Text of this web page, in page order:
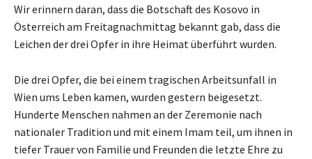
Wir erinnern daran, dass die Botschaft des Kosovo in
Österreich am Freitagnachmittag bekannt gab, dass die
Leichen der drei Opfer in ihre Heimat überführt wurden.
Die drei Opfer, die bei einem tragischen Arbeitsunfall in
Wien ums Leben kamen, wurden gestern beigesetzt.
Hunderte Menschen nahmen an der Zeremonie nach
nationaler Tradition und mit einem Imam teil, um ihnen in
tiefer Trauer von Familie und Freunden die letzte Ehre zu